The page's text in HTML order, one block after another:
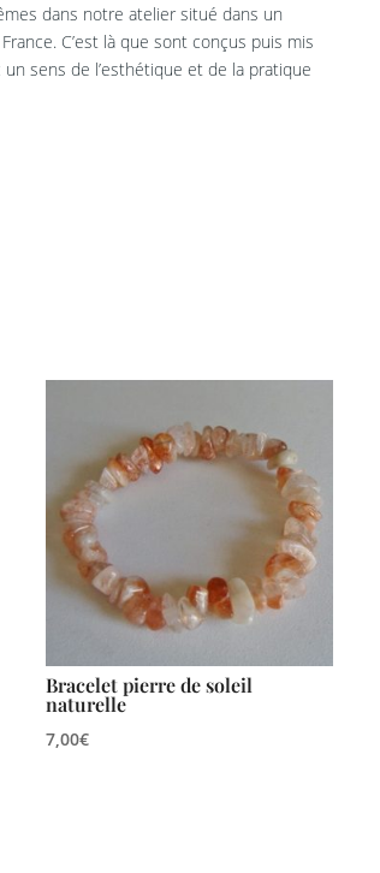
dans notre atelier situé dans un
C’est là que sont conçus puis mis
sens de l’esthétique et de la pratique
Bracelet pierre de soleil
naturelle
7,00€